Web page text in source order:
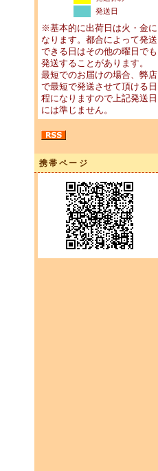
発送日
※基本的に出荷日は火・金に
なります。都合によって発送
できる日はその他の曜日でも
発送することがあります。
最短でのお届けの場合、弊店
で最短で発送させて頂ける日
程になりますので上記発送日
には準じません。
携帯ページ